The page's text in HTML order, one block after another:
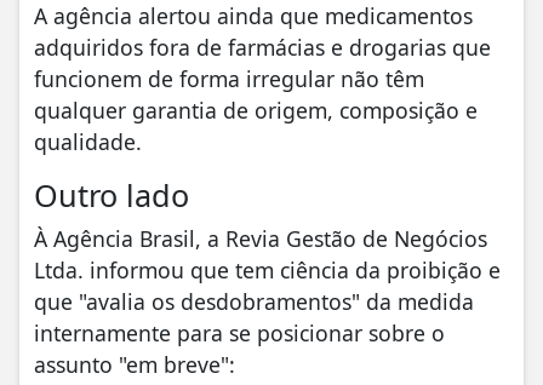
A agência alertou ainda que medicamentos
adquiridos fora de farmácias e drogarias que
funcionem de forma irregular não têm
qualquer garantia de origem, composição e
qualidade.
Outro lado
À Agência Brasil, a Revia Gestão de Negócios
Ltda. informou que tem ciência da proibição e
que "avalia os desdobramentos" da medida
internamente para se posicionar sobre o
assunto "em breve":